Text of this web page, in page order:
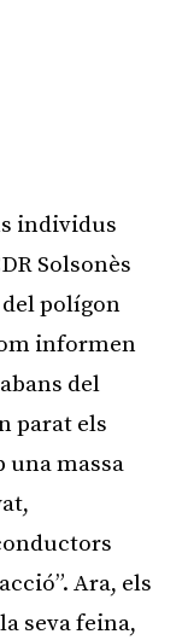
individus
Solsonès
del polígon
informen
del
parat els
una massa
Ara, els
seva feina,